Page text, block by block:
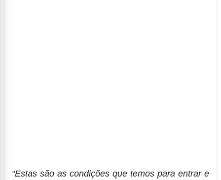
“Estas são as condições que temos para entrar e